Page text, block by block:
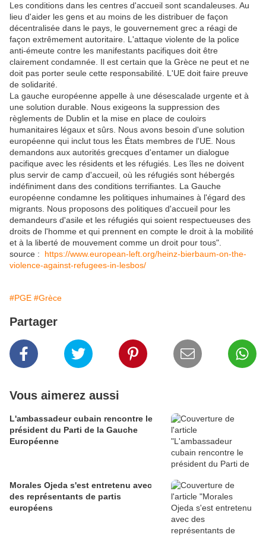
Les conditions dans les centres d'accueil sont scandaleuses. Au
lieu d'aider les gens et au moins de les distribuer de façon
décentralisée dans le pays, le gouvernement grec a réagi de
façon extrêmement autoritaire. L'attaque violente de la police
anti-émeute contre les manifestants pacifiques doit être
clairement condamnée. Il est certain que la Grèce ne peut et ne
doit pas porter seule cette responsabilité. L'UE doit faire preuve
de solidarité.
La gauche européenne appelle à une désescalade urgente et à
une solution durable. Nous exigeons la suppression des
règlements de Dublin et la mise en place de couloirs
humanitaires légaux et sûrs. Nous avons besoin d'une solution
européenne qui inclut tous les États membres de l'UE. Nous
demandons aux autorités grecques d'entamer un dialogue
pacifique avec les résidents et les réfugiés. Les îles ne doivent
plus servir de camp d'accueil, où les réfugiés sont hébergés
indéfiniment dans des conditions terrifiantes. La Gauche
européenne condamne les politiques inhumaines à l'égard des
migrants. Nous proposons des politiques d'accueil pour les
demandeurs d'asile et les réfugiés qui soient respectueuses des
droits de l'homme et qui prennent en compte le droit à la mobilité
et à la liberté de mouvement comme un droit pour tous".
source : https://www.european-left.org/heinz-bierbaum-on-the-
violence-against-refugees-in-lesbos/
#PGE #Grèce
Partager
Vous aimerez aussi
L'ambassadeur cubain rencontre le
président du Parti de la Gauche
Européenne
Morales Ojeda s'est entretenu avec
des représentants de partis
européens